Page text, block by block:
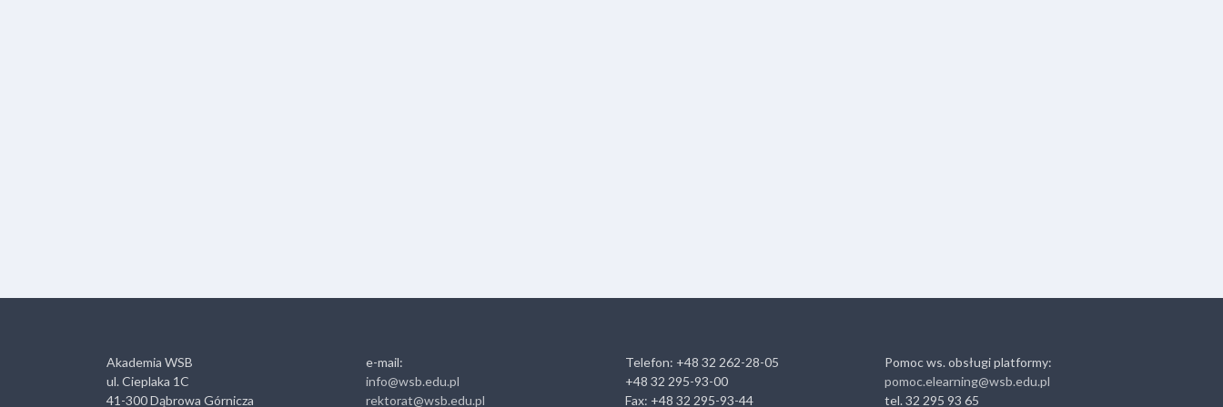
Akademia WSB
ul. Cieplaka 1C
41-300 Dąbrowa Górnicza
e-mail:
info@wsb.edu.pl
rektorat@wsb.edu.pl
Telefon: +48 32 262-28-05
+48 32 295-93-00
Fax: +48 32 295-93-44
Pomoc ws. obsługi platformy:
pomoc.elearning@wsb.edu.pl
tel. 32 295 93 65